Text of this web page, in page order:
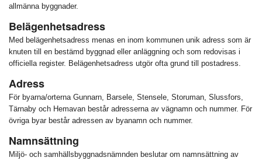
allmänna byggnader.
Belägenhetsadress
Med belägenhetsadress menas en inom kommunen unik adress som är
knuten till en bestämd byggnad eller anläggning och som redovisas i
officiella register. Belägenhetsadress utgör ofta grund till postadress.
Adress
För byarna/orterna Gunnarn, Barsele, Stensele, Storuman, Slussfors,
Tärnaby och Hemavan består adresserna av vägnamn och nummer. För
övriga byar består adressen av byanamn och nummer.
Namnsättning
Miljö- och samhällsbyggnadsnämnden beslutar om namnsättning av